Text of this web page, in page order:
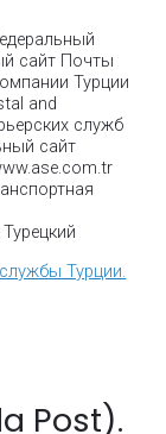
сайт Почты
Турции
and
служб
сайт
Турции.
Post).